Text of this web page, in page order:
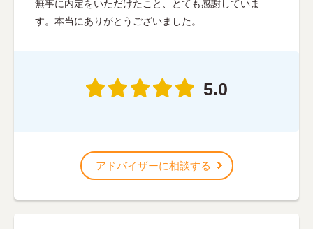
無事に内定をいただけたこと、とても感謝していま
す。本当にありがとうございました。
5.0
アドバイザーに相談する